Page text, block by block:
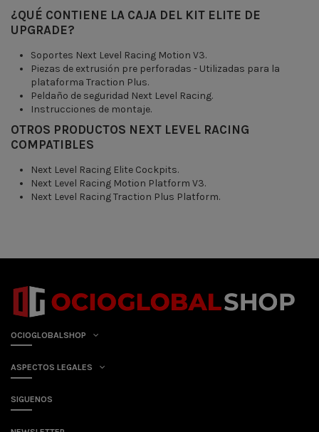
¿QUÉ CONTIENE LA CAJA DEL KIT ELITE DE
UPGRADE?
Soportes Next Level Racing Motion V3.
Piezas de extrusión pre perforadas - Utilizadas para la
plataforma Traction Plus.
Peldaño de seguridad Next Level Racing.
Instrucciones de montaje.
OTROS PRODUCTOS NEXT LEVEL RACING
COMPATIBLES
Next Level Racing Elite Cockpits.
Next Level Racing Motion Platform V3.
Next Level Racing Traction Plus Platform.
OCIOGLOBALSHOP
ASPECTOS LEGALES
SIGUENOS